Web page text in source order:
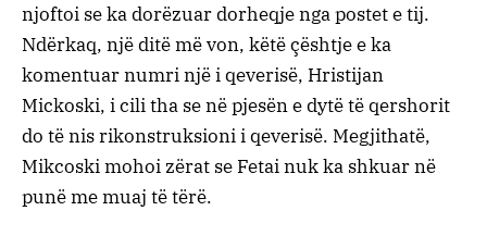
njoftoi se ka dorëzuar dorheqje nga postet e tij.
Ndërkaq, një ditë më von, këtë çështje e ka
komentuar numri një i qeverisë, Hristijan
Mickoski, i cili tha se në pjesën e dytë të qershorit
do të nis rikonstruksioni i qeverisë. Megjithatë,
Mikcoski mohoi zërat se Fetai nuk ka shkuar në
punë me muaj të tërë.